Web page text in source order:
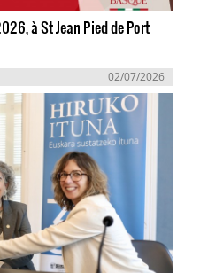
à St Jean Pied de Port
02/07/2026